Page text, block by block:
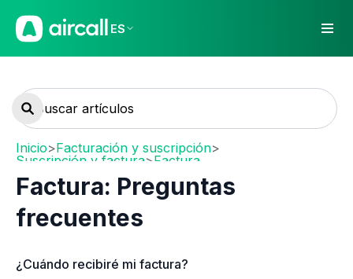
ES
Inicio>Facturación y suscripción>
Suscripción y factura>Factura
Factura: Preguntas
frecuentes
¿Cuándo recibiré mi factura?